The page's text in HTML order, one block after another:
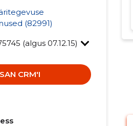
(82991)
(algus 07.12.15)
CRM'I